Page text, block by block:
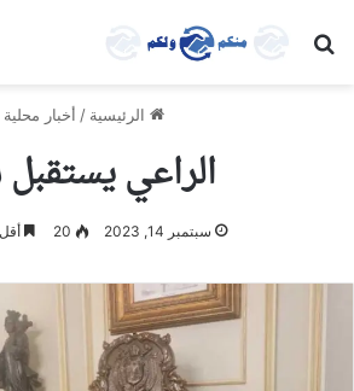
بحث عن
الرئيسية / أخبار محلية
الراعي
سبتمبر 14, 2023 20